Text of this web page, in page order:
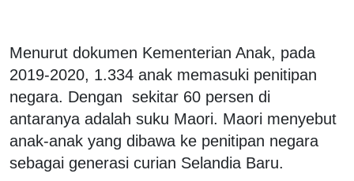
Menurut dokumen Kementerian Anak, pada
2019-2020, 1.334 anak memasuki penitipan
negara. Dengan sekitar 60 persen di
antaranya adalah suku Maori. Maori menyebut
anak-anak yang dibawa ke penitipan negara
sebagai generasi curian Selandia Baru.